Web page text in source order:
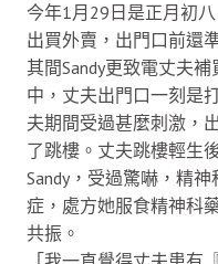
今年1月29日是正月初
出買外賣，出門口前還
其間Sandy更致電丈夫
中，丈夫出門口一刻是
夫期間受過甚麼刺激，
了跳樓。丈夫跳樓輕生
Sandy，受過驚嚇，精
症，處方她服食精神科
共振。